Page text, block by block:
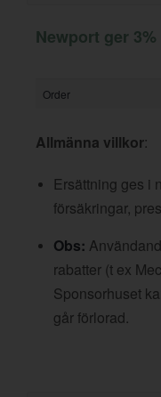
Newport ger
Order
Allmänna villkor:
Ersättning ges i
försäkringar,
Obs:
rabatter (t ex
Sponsorhuset
går förlorad.